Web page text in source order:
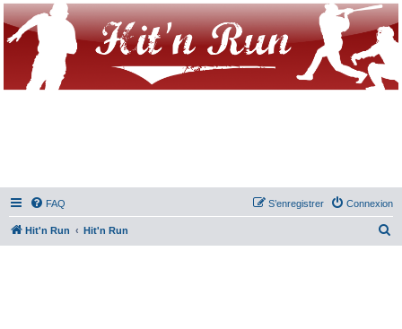
FAQ Connexion
S’enregistrer
Hit'n Run Hit'n Run